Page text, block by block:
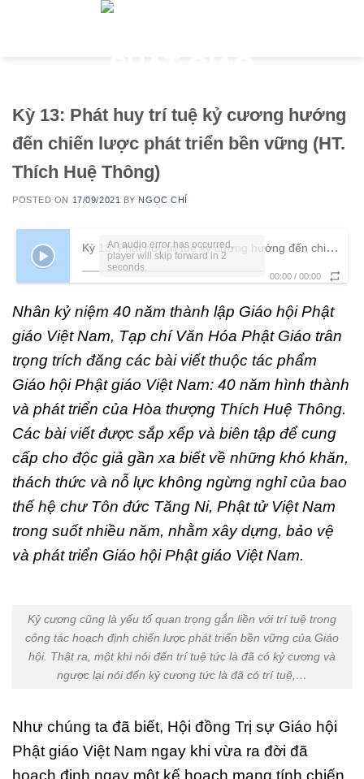
Kỳ 13: Phát huy trí tuệ kỷ cương hướng
đến chiến lược phát triển bền vững (HT.
Thích Huệ Thông)
POSTED ON 17/09/2021 BY NGỌC CHÍ
Kỳ 13: Phát huy trí tuệ kỷ cương hướng đến chiến lược phát triển bền vững (HT. Thích Huệ Thông)
00:00 / 00:00
An audio error has occurred,
player will skip forward in 2
seconds.
Nhân kỷ niệm 40 năm thành lập Giáo hội Phật
giáo Việt Nam, Tạp chí Văn Hóa Phật Giáo trân
trọng trích đăng các bài viết thuộc tác phẩm
Giáo hội Phật giáo Việt Nam: 40 năm hình thành
và phát triển của Hòa thượng Thích Huệ Thông.
Các bài viết được sắp xếp và biên tập để cung
cấp cho độc giả gần xa biết về những khó khăn,
thách thức và nỗ lực không ngừng nghỉ của bao
thế hệ chư Tôn đức Tăng Ni, Phật tử Việt Nam
trong suốt nhiều năm, nhằm xây dựng, bảo vệ
và phát triển Giáo hội Phật giáo Việt Nam.
Kỷ cương cũng là yếu tố quan trọng gắn liền với trí tuệ trong
công tác hoạch định chiến lược phát triển bền vững của Giáo
hội. Thật ra, một khi nói đến trí tuệ tức là đã có kỷ cương và
ngược lại nói đến kỷ cương tức là đã có trí tuệ,…
Như chúng ta đã biết, Hội đồng Trị sự Giáo hội
Phật giáo Việt Nam ngay khi vừa ra đời đã
hoạch định ngay một kế hoạch mang tính chiến